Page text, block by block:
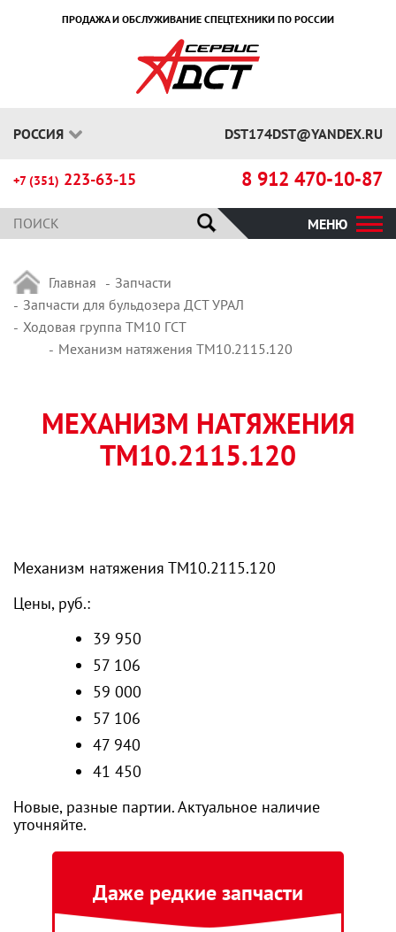
ПРОДАЖА И ОБСЛУЖИВАНИЕ СПЕЦТЕХНИКИ ПО РОССИИ
РОССИЯ DST174DST@YANDEX.RU
+7 (351) 223-63-15 8 912 470-10-87
МЕНЮ
Главная
Запчасти
Запчасти для бульдозера ДСТ УРАЛ
Ходовая группа ТМ10 ГСТ
Механизм натяжения ТМ10.2115.120
МЕХАНИЗМ НАТЯЖЕНИЯ
ТМ10.2115.120
Механизм натяжения ТМ10.2115.120
Цены, руб.:
39 950
57 106
59 000
57 106
47 940
41 450
Новые, разные партии. Актуальное наличие
уточняйте.
Даже редкие запчасти